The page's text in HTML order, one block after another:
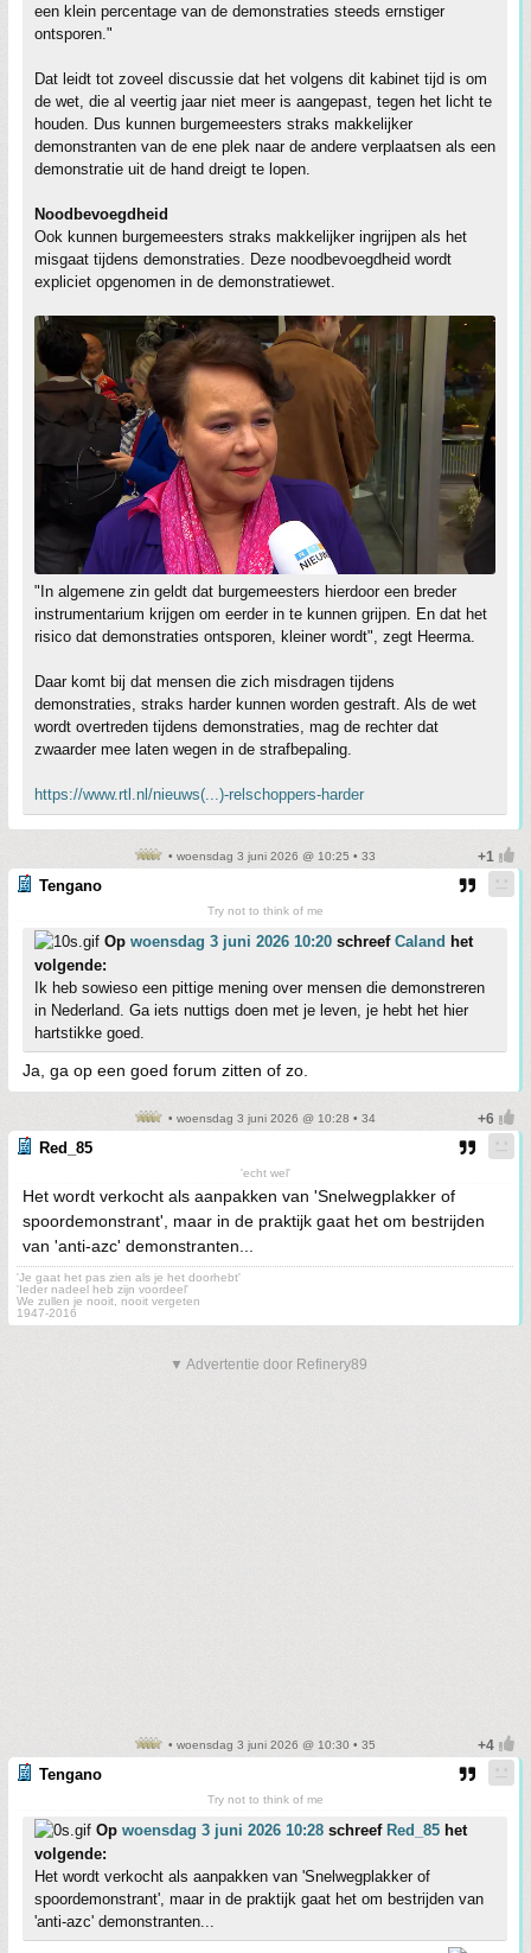
een klein percentage van de demonstraties steeds ernstiger
ontsporen."
Dat leidt tot zoveel discussie dat het volgens dit kabinet tijd is om
de wet, die al veertig jaar niet meer is aangepast, tegen het licht te
houden. Dus kunnen burgemeesters straks makkelijker
demonstranten van de ene plek naar de andere verplaatsen als een
demonstratie uit de hand dreigt te lopen.
Noodbevoegdheid
Ook kunnen burgemeesters straks makkelijker ingrijpen als het
misgaat tijdens demonstraties. Deze noodbevoegdheid wordt
expliciet opgenomen in de demonstratiewet.
"In algemene zin geldt dat burgemeesters hierdoor een breder
instrumentarium krijgen om eerder in te kunnen grijpen. En dat het
risico dat demonstraties ontsporen, kleiner wordt", zegt Heerma.
Daar komt bij dat mensen die zich misdragen tijdens
demonstraties, straks harder kunnen worden gestraft. Als de wet
wordt overtreden tijdens demonstraties, mag de rechter dat
zwaarder mee laten wegen in de strafbepaling.
https://www.rtl.nl/nieuws(...)-relschoppers-harder
• woensdag 3 juni 2026 @ 10:25 • 33
Tengano
Try not to think of me
Op woensdag 3 juni 2026 10:20 schreef Caland het
volgende:
Ik heb sowieso een pittige mening over mensen die demonstreren
in Nederland. Ga iets nuttigs doen met je leven, je hebt het hier
hartstikke goed.
Ja, ga op een goed forum zitten of zo.
• woensdag 3 juni 2026 @ 10:28 • 34
Red_85
'echt wel'
Het wordt verkocht als aanpakken van 'Snelwegplakker of
spoordemonstrant', maar in de praktijk gaat het om bestrijden
van 'anti-azc' demonstranten...
'Je gaat het pas zien als je het doorhebt'
'Ieder nadeel heb zijn voordeel'
We zullen je nooit, nooit vergeten
1947-2016
▼ Advertentie door Refinery89
• woensdag 3 juni 2026 @ 10:30 • 35
Tengano
Try not to think of me
Op woensdag 3 juni 2026 10:28 schreef Red_85 het
volgende:
Het wordt verkocht als aanpakken van 'Snelwegplakker of
spoordemonstrant', maar in de praktijk gaat het om bestrijden van
'anti-azc' demonstranten...